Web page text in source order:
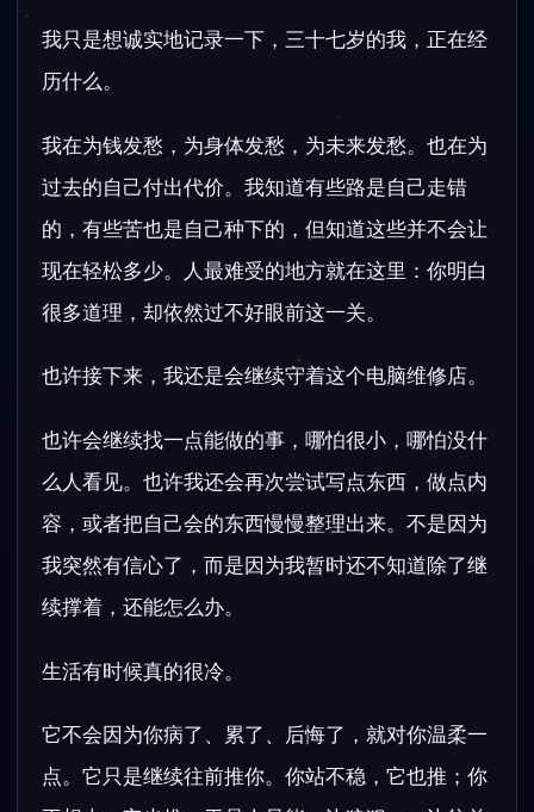
我只是想诚实地记录一下，三十七岁的我，正在经
历什么。
我在为钱发愁，为身体发愁，为未来发愁。也在为
过去的自己付出代价。我知道有些路是自己走错
的，有些苦也是自己种下的，但知道这些并不会让
现在轻松多少。人最难受的地方就在这里：你明白
很多道理，却依然过不好眼前这一关。
也许接下来，我还是会继续守着这个电脑维修店。
也许会继续找一点能做的事，哪怕很小，哪怕没什
么人看见。也许我还会再次尝试写点东西，做点内
容，或者把自己会的东西慢慢整理出来。不是因为
我突然有信心了，而是因为我暂时还不知道除了继
续撑着，还能怎么办。
生活有时候真的很冷。
它不会因为你病了、累了、后悔了，就对你温柔一
点。它只是继续往前推你。你站不稳，它也推；你